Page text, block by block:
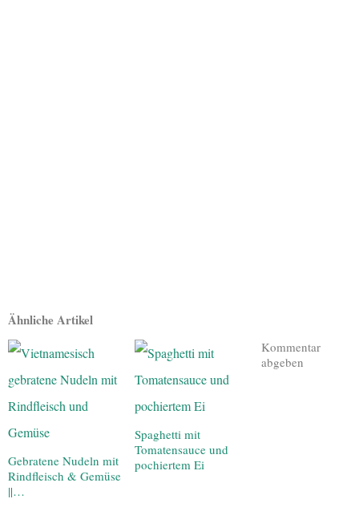
Ähnliche Artikel
Gebratene Nudeln mit
Rindfleisch & Gemüse
||…
Spaghetti mit
Tomatensauce und
pochiertem Ei
Kommentar
abgeben